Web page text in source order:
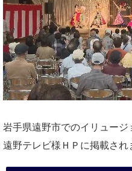
岩手県遠野市でのイリュー
遠野テレビ様ＨＰに掲載され